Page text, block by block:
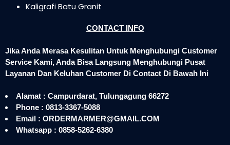
Kaligrafi Batu Granit
CONTACT INFO
Jika Anda Merasa Kesulitan Untuk Menghubungi Customer
Service Kami, Anda Bisa Langsung Menghubungi Pusat
Layanan Dan Keluhan Customer Di Contact Di Bawah Ini
Alamat : Campurdarat, Tulungagung 66272
Phone : 0813-3367-5088
Email : ORDERMARMER@GMAIL.COM
Whatsapp : 0858-5262-6380